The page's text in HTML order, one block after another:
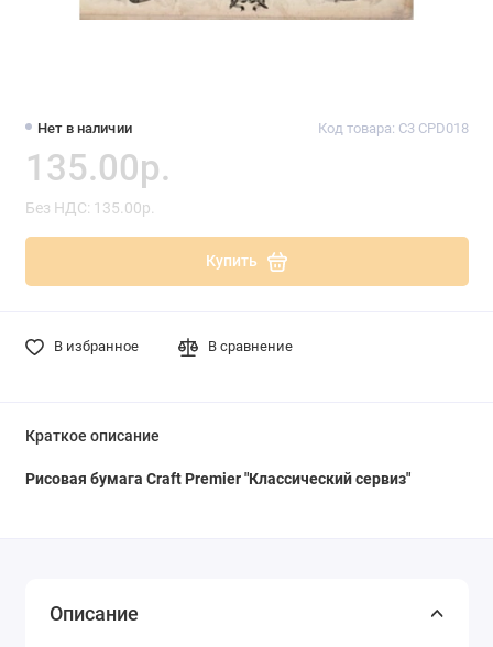
Нет в наличии Код товара: C3 CPD018
135.00р.
Без НДС: 135.00р.
Купить
В избранное В сравнение
Краткое описание
Рисовая бумага Craft Premier "Классический сервиз"
Описание